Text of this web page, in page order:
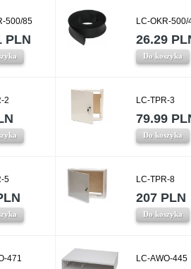
500/85
PLN
LC-OKR-500/
26.29
Do koszyka
2 LC-TPR-3
79.99
Do koszyka
5 LC-TPR-8
207 PLN
Do koszyka
471 LC-AWO-445